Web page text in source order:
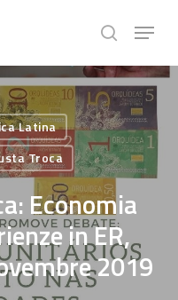
search
Menu
Latina
Troca
Economia
in ER,
2019
Menu